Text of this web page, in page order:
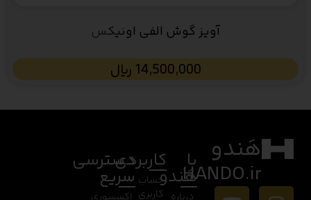
آویز گوش الفی اونیکس
14,500,000 ﷼
هَندو
HANDO.ir
با
هَندو
کاربردی
حساب
کاربری
دسترسی
سریع